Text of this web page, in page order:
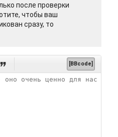
после проверки
чтобы ваш
сразу, то
 [BBcode]